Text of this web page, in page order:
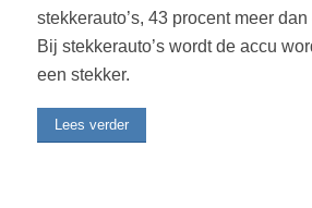
stekkerauto’s, 43 procent meer
Bij stekkerauto’s wordt de accu
een stekker.
Lees verder